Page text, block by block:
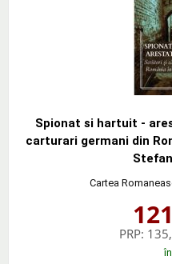
Spionat si hartuit -
carturari germani din
Cartea
121
PRP: